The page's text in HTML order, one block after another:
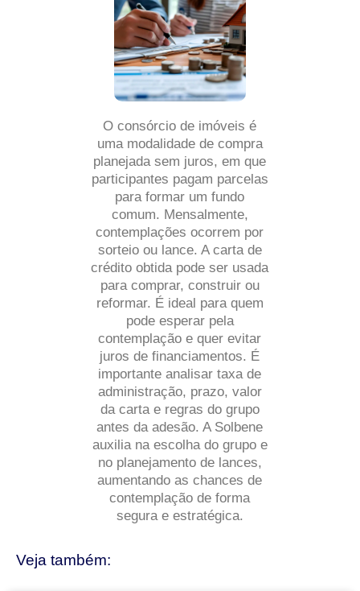
O consórcio de imóveis é
uma modalidade de compra
planejada sem juros, em que
participantes pagam parcelas
para formar um fundo
comum. Mensalmente,
contemplações ocorrem por
sorteio ou lance. A carta de
crédito obtida pode ser usada
para comprar, construir ou
reformar. É ideal para quem
pode esperar pela
contemplação e quer evitar
juros de financiamentos. É
importante analisar taxa de
administração, prazo, valor
da carta e regras do grupo
antes da adesão. A Solbene
auxilia na escolha do grupo e
no planejamento de lances,
aumentando as chances de
contemplação de forma
segura e estratégica.
Veja também: